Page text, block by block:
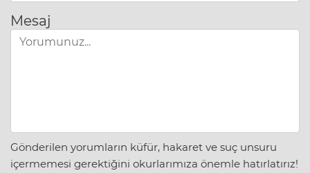
Mesaj
Gönderilen yorumların küfür, hakaret ve suç unsuru
içermemesi gerektiğini okurlarımıza önemle hatırlatırız!